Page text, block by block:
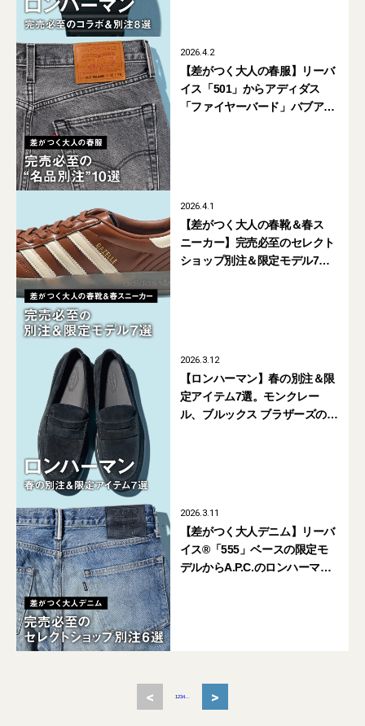
2026.4.2
【差がつく大人の春服】リーバ
イス「501」からアディダス
「ファイヤーバード」バブアー
2026.4.1
【差がつく大人の春靴＆春ス
ニーカー】完売必至のセレクト
ショップ別注＆限定モデル7
2026.3.12
【ロンハーマン】春の別注＆限
定アイテム7選。モンクレー
ル、ブルックス ブラザーズの
2026.3.11
【差がつく大人デニム】リーバ
イス®「555」ベースの限定モ
デルからA.P.C.のロンハーマン
< 1234 >